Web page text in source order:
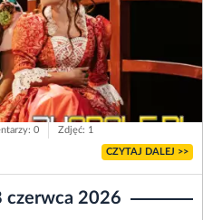
0 Zdjęć: 1
CZYTAJ DALEJ >>
czerwca 2026